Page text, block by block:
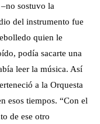
sostuvo la
del instrumento fue
quien le
podía sacarte una
leer la música. Así
a la Orquesta
esos tiempos. “Con el
de ese otro